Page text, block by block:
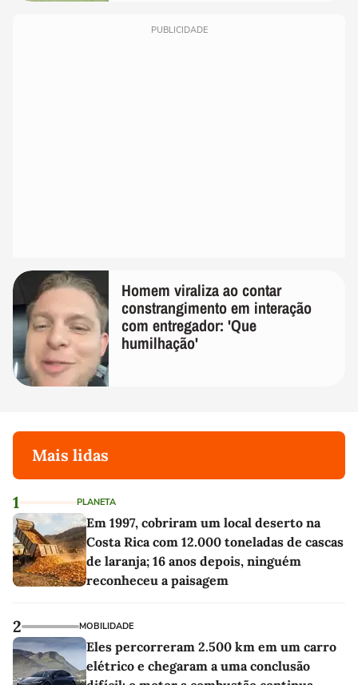
PUBLICIDADE
Homem viraliza ao contar
constrangimento em interação
com entregador: 'Que
humilhação'
Mais lidas
1 PLANETA
Em 1997, cobriram um local deserto na
Costa Rica com 12.000 toneladas de cascas
de laranja; 16 anos depois, ninguém
reconheceu a paisagem
2 MOBILIDADE
Eles percorreram 2.500 km em um carro
elétrico e chegaram a uma conclusão